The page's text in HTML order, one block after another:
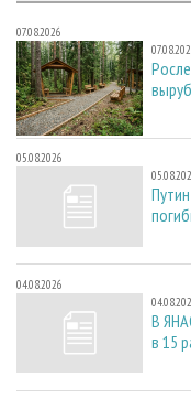
07.08.2026
05.08.2026
04.08.2026
В
в 15